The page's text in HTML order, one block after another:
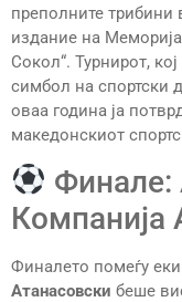
преполните
издание на
Сокол“. Турнирот,
симбол на спортски
оваа година ја
македонскиот
Компанија
Финалето помеѓу
Атанасовски беше